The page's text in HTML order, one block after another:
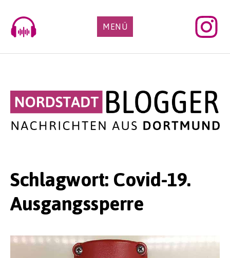
content
MENÜ
Schlagwort: Covid-19.
Ausgangssperre